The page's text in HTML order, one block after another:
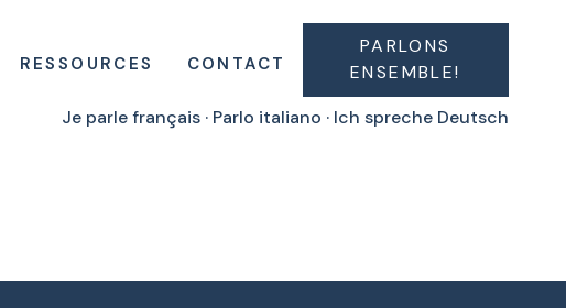
RESSOURCES CONTACT
PARLONS
ENSEMBLE!
Je parle français · Parlo italiano · Ich spreche Deutsch